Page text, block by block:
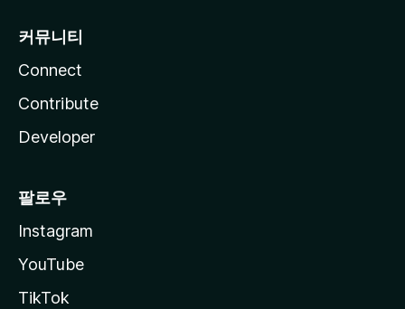
커뮤니티
Connect
Contribute
Developer
팔로우
Instagram
YouTube
TikTok